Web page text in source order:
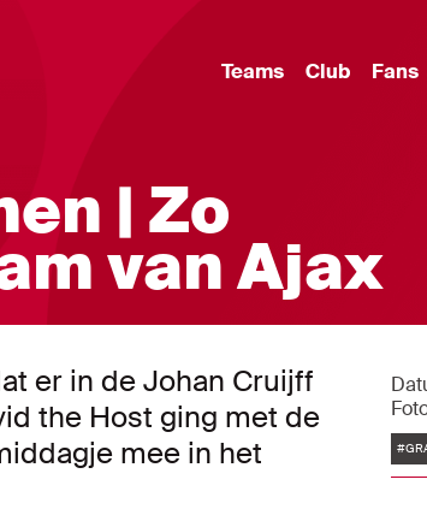
Teams Club Fans
| Zo
van Ajax
er in de Johan Cruijff
the Host ging met de
mee in het